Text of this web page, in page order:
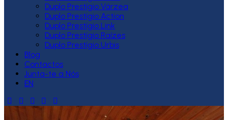
Duplo Prestígio Várzea
Duplo Prestígio Action
Duplo Prestígio Link
Duplo Prestígio Raízes
Duplo Prestígio Urbis
Blog
Contactos
Junta-te a Nós
EN